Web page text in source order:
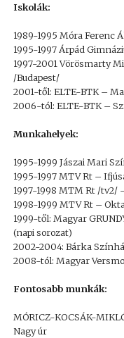
Iskolák:
1989-1995 Móra Ferenc
1995-1997 Árpád
1997-2001 Vörösmarty
/Budapest/
2001-től: ELTE-BTK –
2006-tól: ELTE-BTK –
Munkahelyek:
1995-1999 Jászai Mari
1995-1997 MTV Rt –
1997-1998 MTM Rt /tv2/
1998-1999 MTV Rt –
1999-től: Magyar
(napi sorozat)
2002-2004: Bárka
2008-tól: Magyar
Fontosabb munkák:
MÓRICZ-KOCSÁK-
Nagy úr